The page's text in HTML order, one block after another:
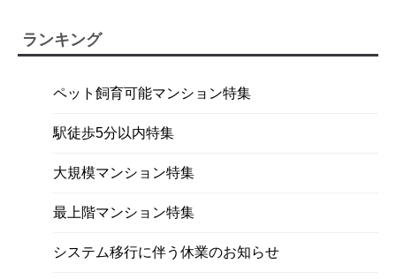
ランキング
ペット飼育可能マンション特集
駅徒歩5分以内特集
大規模マンション特集
最上階マンション特集
システム移行に伴う休業のお知らせ